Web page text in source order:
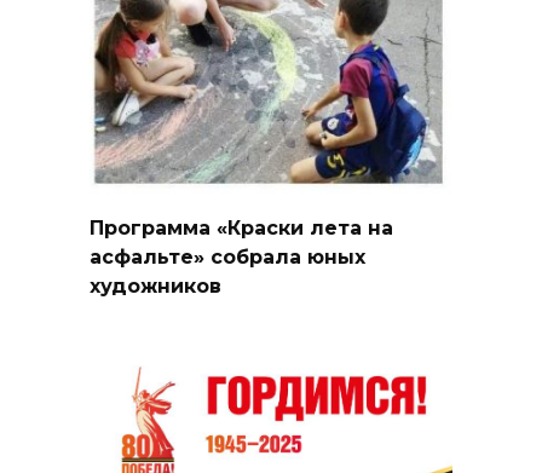
Программа «Краски лета на
асфальте» собрала юных
художников